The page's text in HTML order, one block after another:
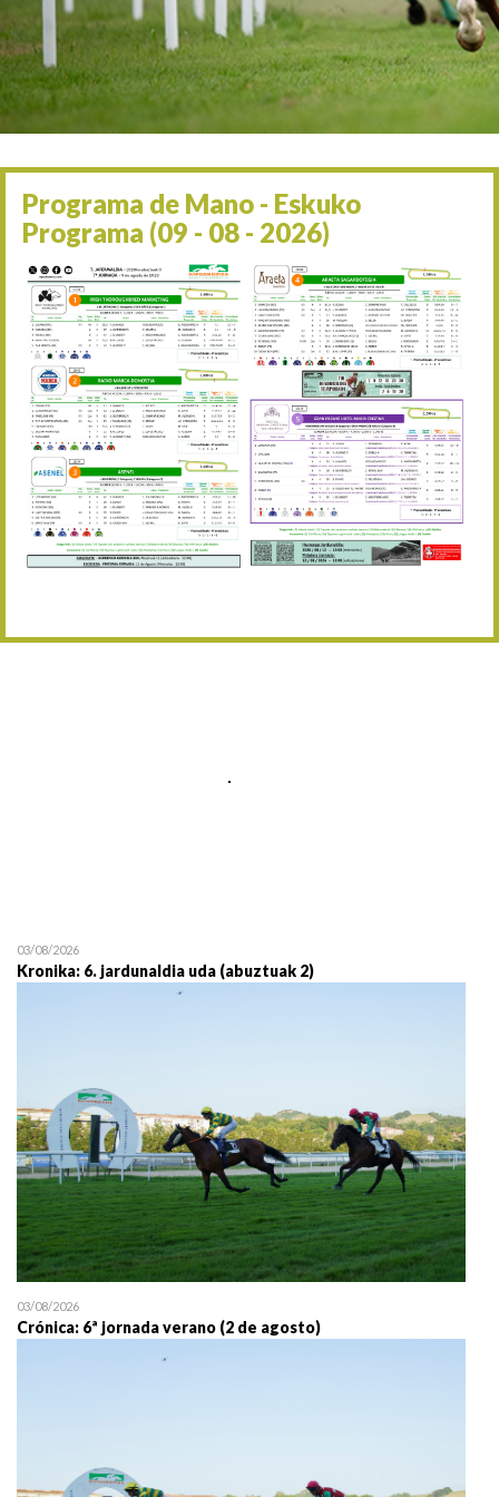
06/09 17:30 Irailaren 6a / 6 de
13/09 17:30 Irailaren 13a / 13 de
30/09 11:30 Irailaren 30a / 30 de
11/06 11:30
05/07 11:30 Uztailaren 5a / 5 de julio
12/07 11:30 Uztailaren 12a / 12 de
19/07 11:30 Uztailaren 19a / 19 de
25/07 11:30 Uztailaren 25a / 25 de
02/08 17:30 Abuztuaren 2a / 2 de
09/08 17:30 Abuztuaren 9a / 9 de
12/08 12:08 Abuztaren 12a / 12 de
15/08 17:05 Abuztuaren 15a / 15 de
30/08 17:30 Abuztuaren 30a / 30 de
19/07 11:30
Programa de Mano - Eskuko
Programa (09 - 08 - 2026)
03/08/2026
Kronika: 6. jardunaldia uda (abuztuak 2)
03/08/2026
Crónica: 6ª jornada verano (2 de agosto)